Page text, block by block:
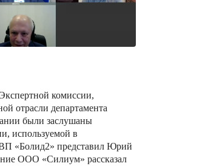
комиссии,
отрасли департамента
были заслушаны
используемой в
«Болид2» представил Юрий
ООО «Силиум» рассказал